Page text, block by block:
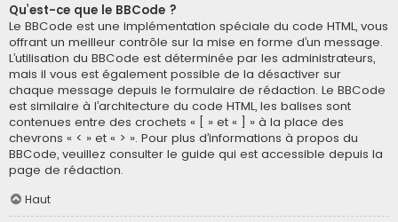
Qu’est-ce que le BBCode ?
Le BBCode est une implémentation spéciale du code HTML, vous
offrant un meilleur contrôle sur la mise en forme d’un message.
L’utilisation du BBCode est déterminée par les administrateurs,
mais il vous est également possible de la désactiver sur
chaque message depuis le formulaire de rédaction. Le BBCode
est similaire à l’architecture du code HTML, les balises sont
contenues entre des crochets « [ » et « ] » à la place des
chevrons « < » et « > ». Pour plus d’informations à propos du
BBCode, veuillez consulter le guide qui est accessible depuis la
page de rédaction.
Haut